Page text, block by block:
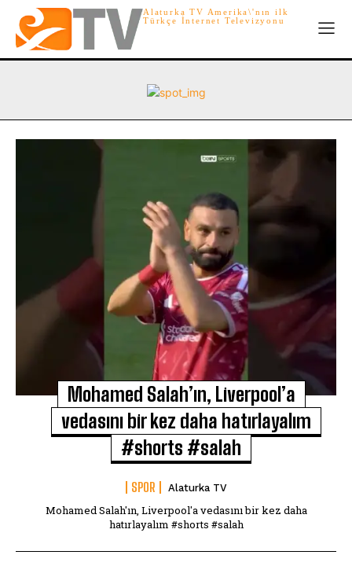
Alaturka TV Amerika\'nın ilk
Türkçe İnternet Televizyonu
Mohamed Salah’ın, Liverpool’a
vedasını bir kez daha hatırlayalım
#shorts #salah
SPOR Alaturka TV
Mohamed Salah'ın, Liverpool'a vedasını bir kez daha
hatırlayalım #shorts #salah